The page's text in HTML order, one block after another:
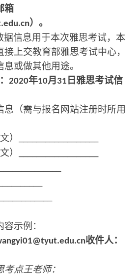
箱
）。
据信息用于本次雅思考试，本
上交教育部雅思考试中心，
或做其他用途。
： 2020年10月 31 日雅思考试信
息（需与报名网站注册时所用
）
）
示例：
收件人：
点王老师：